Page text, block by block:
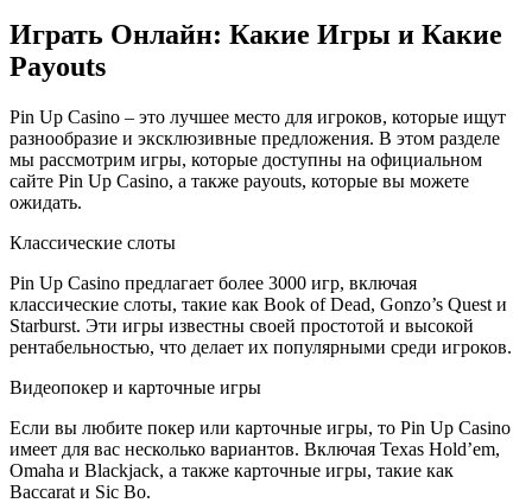
Играть Онлайн: Какие Игры и Какие
Payouts
Pin Up Casino – это лучшее место для игроков, которые ищут
разнообразие и эксклюзивные предложения. В этом разделе
мы рассмотрим игры, которые доступны на официальном
сайте Pin Up Casino, а также payouts, которые вы можете
ожидать.
Классические слоты
Pin Up Casino предлагает более 3000 игр, включая
классические слоты, такие как Book of Dead, Gonzo’s Quest и
Starburst. Эти игры известны своей простотой и высокой
рентабельностью, что делает их популярными среди игроков.
Видеопокер и карточные игры
Если вы любите покер или карточные игры, то Pin Up Casino
имеет для вас несколько вариантов. Включая Texas Hold’em,
Omaha и Blackjack, а также карточные игры, такие как
Baccarat и Sic Bo.